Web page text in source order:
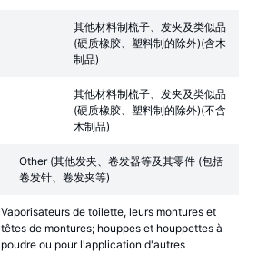
其他材料制梳子、发夹及类似品
(硬质橡胶、塑料制的除外)(含木
制品)
其他材料制梳子、发夹及类似品
(硬质橡胶、塑料制的除外)(不含
木制品)
Other (其他发夹、卷发器等及其零件 (包括
卷发针、卷发夹等)
Vaporisateurs de toilette, leurs montures et
têtes de montures; houppes et houppettes à
poudre ou pour l'application d'autres